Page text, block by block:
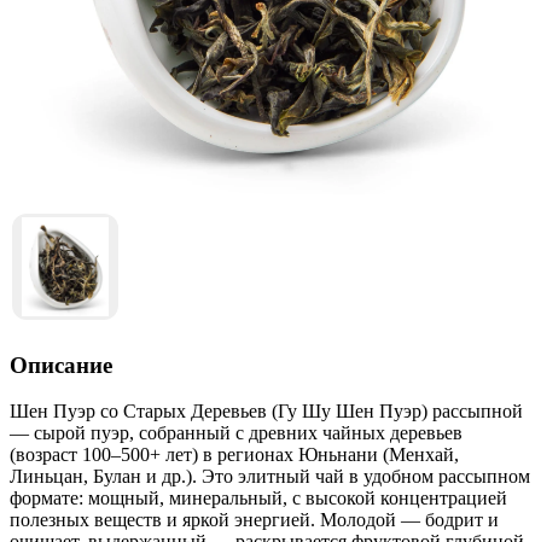
Описание
Шен Пуэр со Старых Деревьев (Гу Шу Шен Пуэр) рассыпной
— сырой пуэр, собранный с древних чайных деревьев
(возраст 100–500+ лет) в регионах Юньнани (Менхай,
Линьцан, Булан и др.). Это элитный чай в удобном рассыпном
формате: мощный, минеральный, с высокой концентрацией
полезных веществ и яркой энергией. Молодой — бодрит и